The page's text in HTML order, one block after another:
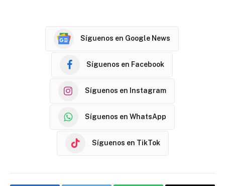
Síguenos en Google News
Síguenos en Facebook
Síguenos en Instagram
Síguenos en WhatsApp
Síguenos en TikTok